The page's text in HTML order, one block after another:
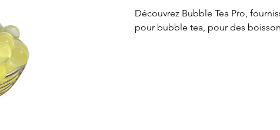
Découvrez Bubble Tea Pro,
pour bubble tea, pour des